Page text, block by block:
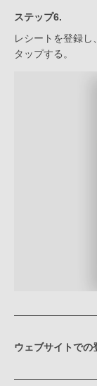
ステップ6.
レシートを登録
タップする。
ウェブサイトでの